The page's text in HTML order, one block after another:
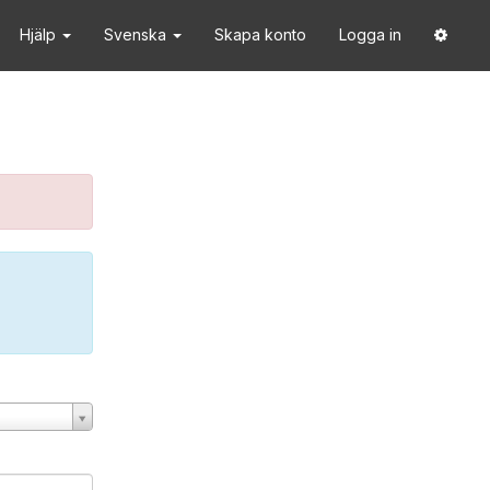
Hjälp Svenska Skapa konto Logga in